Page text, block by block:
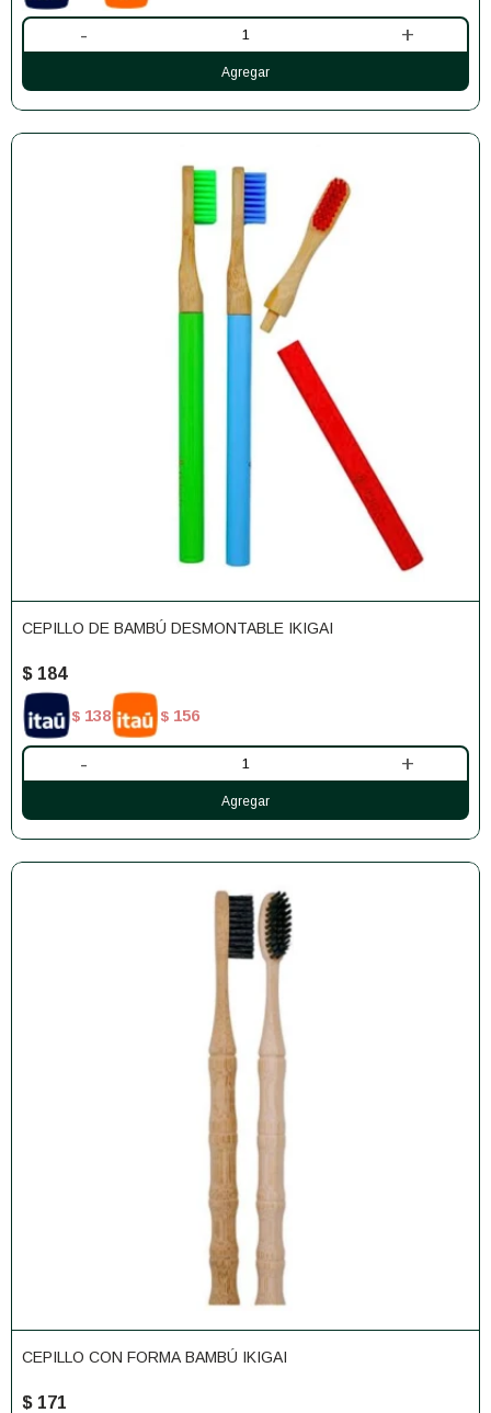
- +
CEPILLO DE BAMBÚ DESMONTABLE IKIGAI
$ 184
$ 138 $ 156
- +
CEPILLO CON FORMA BAMBÚ IKIGAI
$ 171